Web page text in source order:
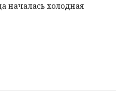
началась холодная